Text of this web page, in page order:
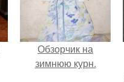
Обзорчик на
зимнюю курн.